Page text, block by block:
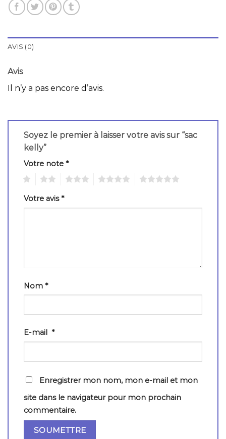
AVIS (0)
Avis
Il n’y a pas encore d’avis.
Soyez le premier à laisser votre avis sur “sac
kelly”
Votre note *
Votre avis*
Nom *
E-mail *
Enregistrer mon nom, mon e-mail et mon
site dans le navigateur pour mon prochain
commentaire.